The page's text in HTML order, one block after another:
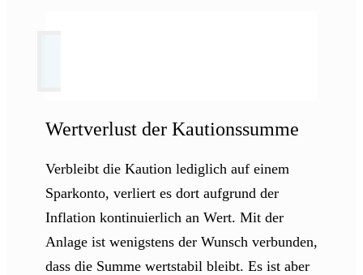
Wertverlust der Kautionssumme
Verbleibt die Kaution lediglich auf einem
Sparkonto, verliert es dort aufgrund der
Inflation kontinuierlich an Wert. Mit der
Anlage ist wenigstens der Wunsch verbunden,
dass die Summe wertstabil bleibt. Es ist aber